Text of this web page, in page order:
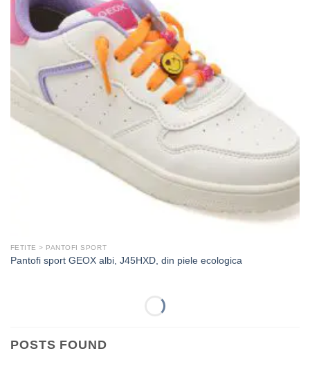
FETITE > PANTOFI SPORT
Pantofi sport GEOX albi, J45HXD, din piele ecologica